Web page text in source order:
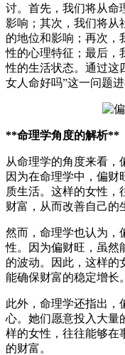
讨。首先，我们将从命
影响；其次，我们将从
的地位和影响；再次，
性的心理特征；最后，
性的生活状态。通过这
女人命好吗”这一问题进
**命理学角度的解析**
从命理学的角度来看，
因为在命理学中，偏财
质生活。这样的女性，
财富，从而改善自己的
然而，命理学也认为，
性。因为偏财旺，虽然
的波动。因此，这样的
能确保财富的稳定增长。
此外，命理学还指出，
心。她们愿意投入大量
样的女性，往往能够在
的财富。